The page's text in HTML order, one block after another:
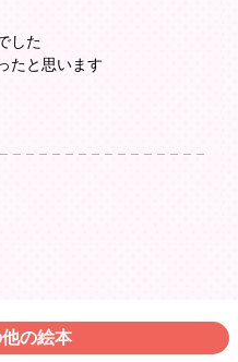
した
たと思います
の絵本